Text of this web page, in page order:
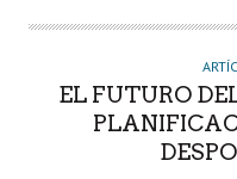
O
EL FUTURO